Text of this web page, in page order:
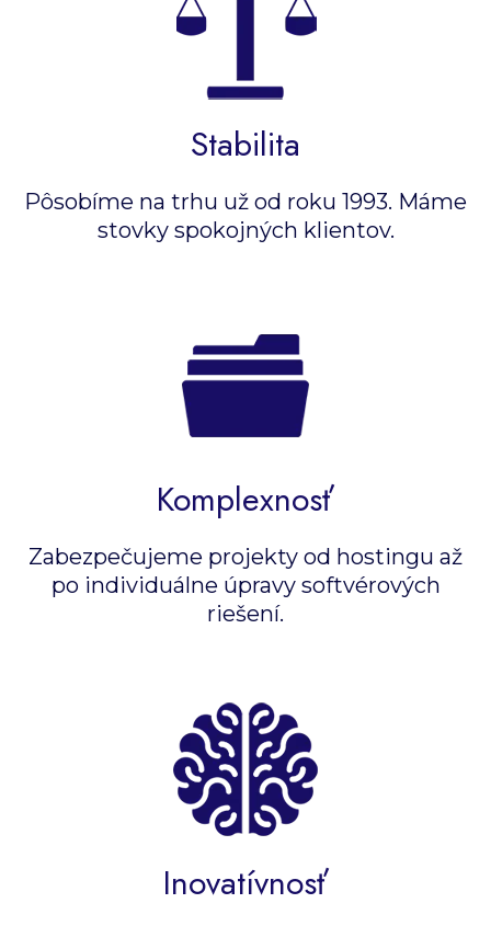
Stabilita
Pôsobíme na trhu už od roku 1993. Máme
stovky spokojných klientov.
Komplexnosť
Zabezpečujeme projekty od hostingu až
po individuálne úpravy softvérových
riešení.
Inovatívnosť